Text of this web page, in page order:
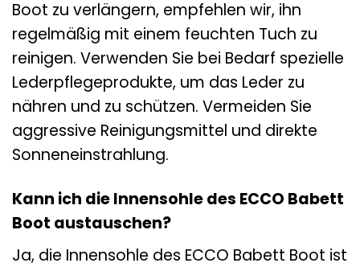
Boot zu verlängern, empfehlen wir, ihn
regelmäßig mit einem feuchten Tuch zu
reinigen. Verwenden Sie bei Bedarf spezielle
Lederpflegeprodukte, um das Leder zu
nähren und zu schützen. Vermeiden Sie
aggressive Reinigungsmittel und direkte
Sonneneinstrahlung.
Kann ich die Innensohle des ECCO Babett
Boot austauschen?
Ja, die Innensohle des ECCO Babett Boot ist